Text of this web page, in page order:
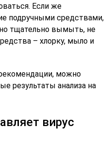
Если же
подручными средствами,
тщательно вымыть, не
– хлорку, мыло и
можно
результаты анализа на
вирус